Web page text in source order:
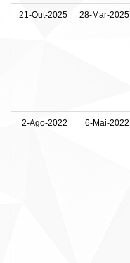
21-Out-2025 28-Mar-2025
2-Ago-2022 6-Mai-2022